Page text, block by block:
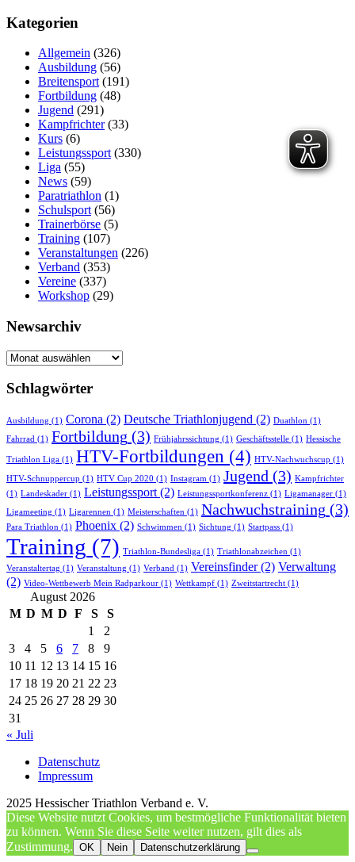
Kategorien
Allgemein (326)
Ausbildung (56)
Breitensport (191)
Fortbildung (48)
Jugend (291)
Kampfrichter(33)
Kurs (6)
Leistungssport (330)
Liga (55)
News (59)
Paratriathlon (1)
Schulsport (56)
Trainerbörse (5)
Training (107)
Veranstaltungen (226)
Verband (353)
Vereine (337)
Workshop (29)
Newsarchiv
Newsarchiv
Schlagwörter
Ausbildung (1) Corona (2) Deutsche Triathlonjugend (2) Duathlon (1)
Fahrrad (1) Fortbildung (3) Frühjahrssichtung (1) Geschäftsstelle (1) Hessische
Triathlon Liga (1) HTV-Fortbildungen (4) HTV-Nachwuchscup (1)
HTV-Schnuppercup (1) HTV Cup 2020 (1) Instagram (1) Jugend (3) Kampfrichter
(1) Landeskader (1) Leistungssport(2) Leistungssportkonferenz (1) Ligamanager (1)
Ligameeting (1) Ligarennen (1) Meisterschaften (1) Nachwuchstraining (3)
Para Triathlon (1) Phoenix (2) Schwimmen (1) Sichtung (1) Startpass (1)
Training (7) Triathlon-Bundesliga (1) Triathlonabzeichen (1)
Veranstaltertag (1) Veranstaltung (1) Verband (1) Vereinsfinder(2) Verwaltung
(2) Video-Wettbewerb Mein Radparkour (1) Wettkampf (1) Zweitstartrecht (1)
August 2026
M D M D F S
S
1
2
3
4 5 6 7 8
9
10 11 12 13 14 15 16
17 18 19 20 21 22 23
24 25 26 27 28 29 30
31
« Juli
Datenschutz
Impressum
2025 Hessischer Triathlon Verband e. V.
Diese Website nutzt Cookies, um bestmögliche Funktionalität bieten
zu können. Wenn Sie diese Seite weiter nutzen, gilt dies als
Zustimmung. OK Nein Datenschutzerklärung